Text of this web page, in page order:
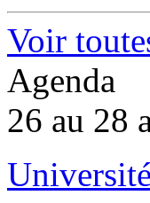
Voir
Agenda
26 au 28